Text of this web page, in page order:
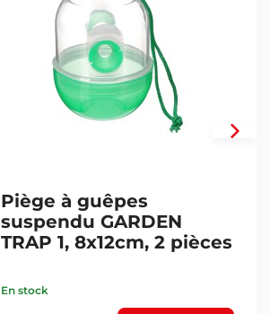
Piège à guêpes
suspendu GARDEN
TRAP 1, 8x12cm, 2 pièces
En stock